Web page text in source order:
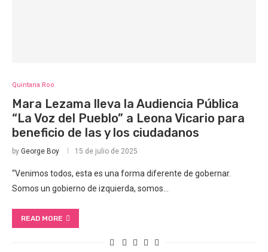
Quintana Roo
Mara Lezama lleva la Audiencia Pública
“La Voz del Pueblo” a Leona Vicario para
beneficio de las y los ciudadanos
by George Boy 15 de julio de 2025
“Venimos todos, esta es una forma diferente de gobernar.
Somos un gobierno de izquierda, somos…
READ MORE